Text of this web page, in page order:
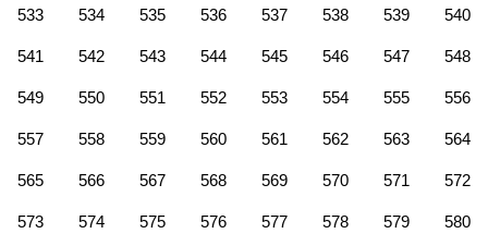
533 534 535 536 537 538 539 540
541 542 543 544 545 546 547 548
549 550 551 552 553 554 555 556
557 558 559 560 561 562 563 564
565 566 567 568 569 570 571 572
573 574 575 576 577 578 579 580